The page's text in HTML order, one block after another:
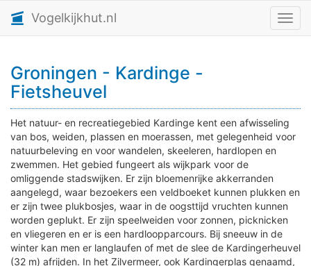
Vogelkijkhut.nl
Groningen - Kardinge -
Fietsheuvel
Het natuur- en recreatiegebied Kardinge kent een afwisseling
van bos, weiden, plassen en moerassen, met gelegenheid voor
natuurbeleving en voor wandelen, skeeleren, hardlopen en
zwemmen. Het gebied fungeert als wijkpark voor de
omliggende stadswijken. Er zijn bloemenrijke akkerranden
aangelegd, waar bezoekers een veldboeket kunnen plukken en
er zijn twee plukbosjes, waar in de oogsttijd vruchten kunnen
worden geplukt. Er zijn speelweiden voor zonnen, picknicken
en vliegeren en er is een hardloopparcours. Bij sneeuw in de
winter kan men er langlaufen of met de slee de Kardingerheuvel
(32 m) afrijden. In het Zilvermeer, ook Kardingerplas genaamd,